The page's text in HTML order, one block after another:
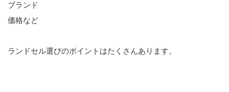
ブランド
価格など
ランドセル選びのポイントはたくさんあります。